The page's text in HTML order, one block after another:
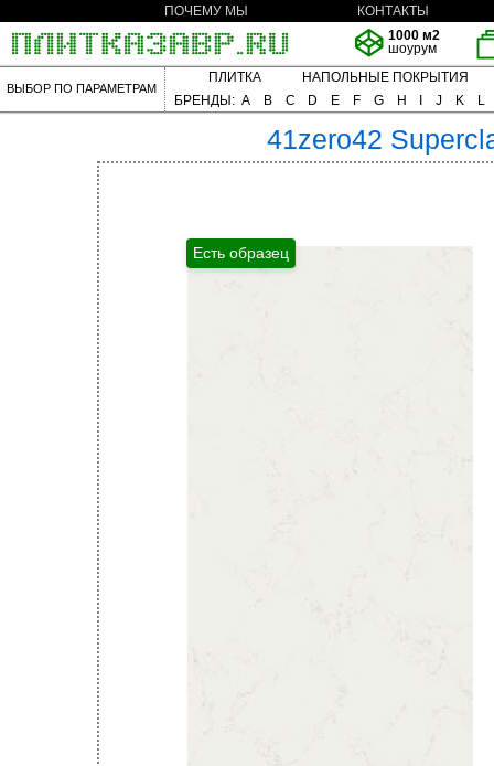
ПОЧЕМУ МЫ
КОНТАКТЫ
1000 м2
шоурум
ВЫБОР ПО ПАРАМЕТРАМ
ПЛИТКА
НАПОЛЬНЫЕ ПОКРЫТИЯ
БРЕНДЫ: A B C D E F G H J K L
41zero42
Есть образец